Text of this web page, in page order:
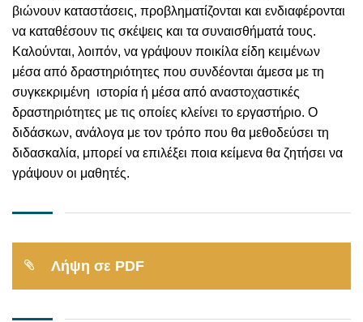
βιώνουν καταστάσεις, προβληματίζονται και ενδιαφέρονται
να καταθέσουν τις σκέψεις και τα συναισθήματά τους.
Καλούνται, λοιπόν, να γράψουν ποικίλα είδη κειμένων
μέσα από δραστηριότητες που συνδέονται άμεσα με τη
συγκεκριμένη ιστορία ή μέσα από αναστοχαστικές
δραστηριότητες με τις οποίες κλείνει το εργαστήριο. Ο
διδάσκων, ανάλογα με τον τρόπο που θα μεθοδεύσει τη
διδασκαλία, μπορεί να επιλέξει ποια κείμενα θα ζητήσει να
γράψουν οι μαθητές.
Λήψη σε PDF